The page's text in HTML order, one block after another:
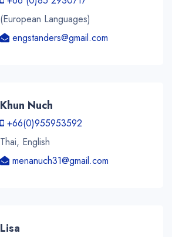
(European Languages)
engstanders@gmail.com
Khun Nuch
+66(0)955953592
Thai, English
menanuch31@gmail.com
Lisa